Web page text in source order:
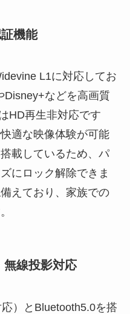
機能
L1に対応してお
Disney+などを高画質
HD再生非対応です
適な映像体験が可能
載しているため、パ
にロック解除できま
えており、家族での
線投影対応
）とBluetooth5.0を搭